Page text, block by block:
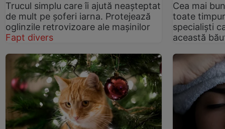
Trucul simplu care îi ajută neașteptat
de mult pe șoferi iarna. Protejează
oglinzile retrovizoare ale mașinilor
Fapt divers
Cea mai
toate
specialiști
această